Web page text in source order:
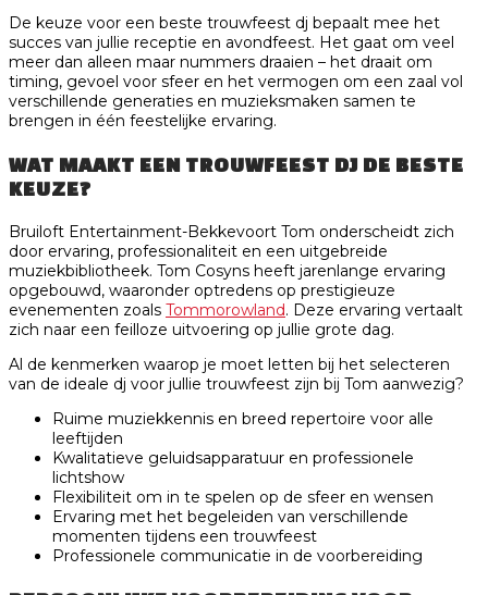
De keuze voor een beste trouwfeest dj bepaalt mee het
succes van jullie receptie en avondfeest. Het gaat om veel
meer dan alleen maar nummers draaien – het draait om
timing, gevoel voor sfeer en het vermogen om een zaal vol
verschillende generaties en muzieksmaken samen te
brengen in één feestelijke ervaring.
WAT MAAKT EEN TROUWFEEST DJ DE BESTE
KEUZE?
Bruiloft Entertainment-Bekkevoort Tom onderscheidt zich
door ervaring, professionaliteit en een uitgebreide
muziekbibliotheek. Tom Cosyns heeft jarenlange ervaring
opgebouwd, waaronder optredens op prestigieuze
evenementen zoals Tommorowland. Deze ervaring vertaalt
zich naar een feilloze uitvoering op jullie grote dag.
Al de kenmerken waarop je moet letten bij het selecteren
van de ideale dj voor jullie trouwfeest zijn bij Tom aanwezig?
Ruime muziekkennis en breed repertoire voor alle
leeftijden
Kwalitatieve geluidsapparatuur en professionele
lichtshow
Flexibiliteit om in te spelen op de sfeer en wensen
Ervaring met het begeleiden van verschillende
momenten tijdens een trouwfeest
Professionele communicatie in de voorbereiding